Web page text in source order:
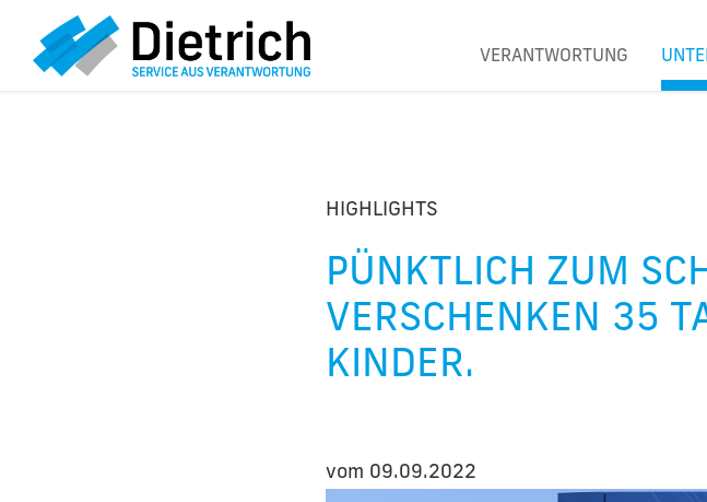
VERANTWORTUNG
HIGHLIGHTS
PÜNKTLICH ZUM
VERSCHENKEN 35
KINDER.
vom 09.09.2022